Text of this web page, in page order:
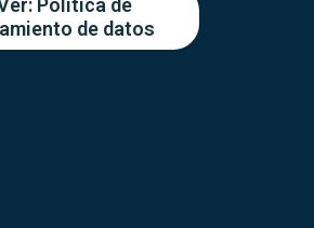
Política de
de datos